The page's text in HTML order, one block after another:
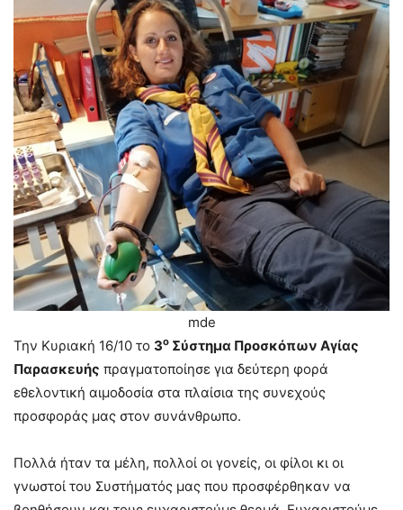
mde
Την Κυριακή 16/10 το 3ο Σύστημα Προσκόπων Αγίας
Παρασκευής πραγματοποίησε για δεύτερη φορά
εθελοντική αιμοδοσία στα πλαίσια της συνεχούς
προσφοράς μας στον συνάνθρωπο.
Πολλά ήταν τα μέλη, πολλοί οι γονείς, οι φίλοι κι οι
γνωστοί του Συστήματός μας που προσφέρθηκαν να